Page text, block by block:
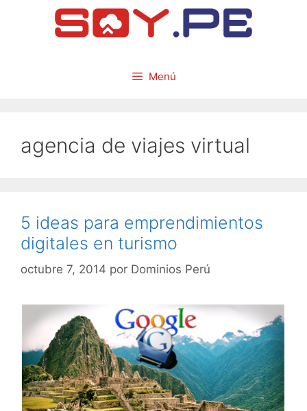
Menú
agencia de viajes virtual
5 ideas para emprendimientos
digitales en turismo
octubre 7, 2014 por Dominios Perú